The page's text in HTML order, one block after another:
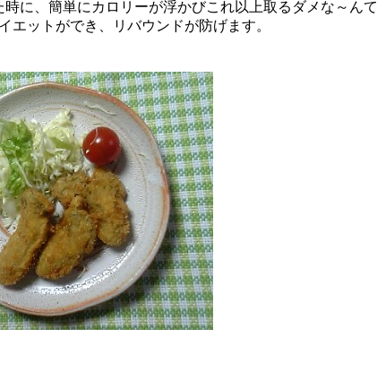
に、簡単にカロリーが浮かびこれ以上取るダメな～んて
エットができ、リバウンドが防げます。